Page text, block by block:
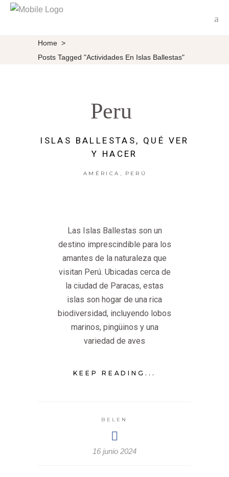
Home >
Posts Tagged "actividades En Islas Ballestas"
Peru
ISLAS BALLESTAS, QUÉ VER
Y HACER
AMÉRICA PERÚ
Las Islas Ballestas son un
destino imprescindible para los
amantes de la naturaleza que
visitan Perú. Ubicadas cerca de
la ciudad de Paracas, estas
islas son hogar de una rica
biodiversidad, incluyendo lobos
marinos, pingüinos y una
variedad de aves
KEEP READING...
BELEN
16 junio 2024